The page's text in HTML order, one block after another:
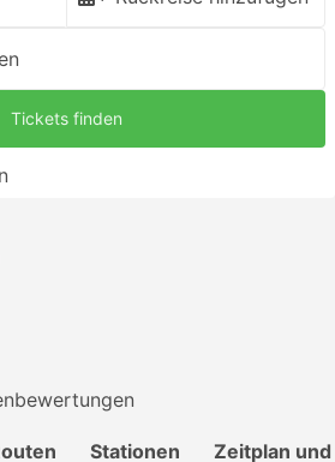
Tickets finden
Stationen Zeitplan